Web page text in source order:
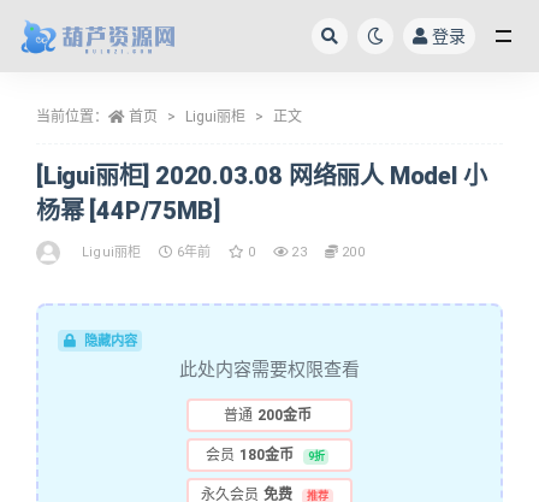
登录
当前位置： 首页 Ligui丽柜 正文
[Ligui丽柜] 2020.03.08 网络丽人 Model 小
杨幂 [44P/75MB]
Ligui丽柜 6年前 0 23 200
隐藏内容
此处内容需要权限查看
普通 200金币
会员 180金币 9折
永久会员 免费 推荐